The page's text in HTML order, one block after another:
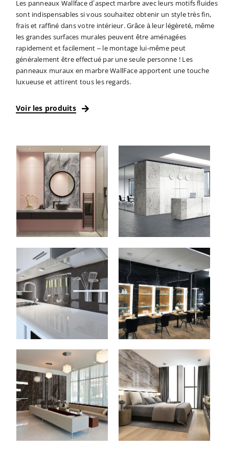
Les panneaux Wallface d’aspect marbre avec leurs motifs fluides
sont indispensables si vous souhaitez obtenir un style très fin,
frais et raffiné dans votre intérieur. Grâce à leur légèreté, même
les grandes surfaces murales peuvent être aménagées
rapidement et facilement – le montage lui-même peut
généralement être effectué par une seule personne ! Les
panneaux muraux en marbre WallFace apportent une touche
luxueuse et attirent tous les regards.
Voir les produits